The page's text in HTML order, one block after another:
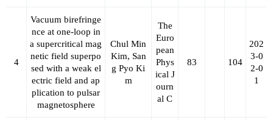
4
Vacuum birefringe
nce at one-loop in
a supercritical mag
netic field superpo
sed with a weak el
ectric field and ap
plication to pulsar
magnetosphere
Chul Min
Kim, San
g Pyo Ki
m
The
Euro
pean
Phys
ical J
ourn
al C
83 104
202
3-0
2-0
1